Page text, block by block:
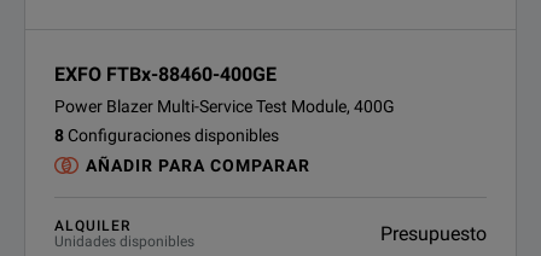
EXFO FTBx-88460-400GE
Power Blazer Multi-Service Test Module, 400G
8 Configuraciones disponibles
AÑADIR PARA COMPARAR
ALQUILER
Unidades disponibles
Presupuesto